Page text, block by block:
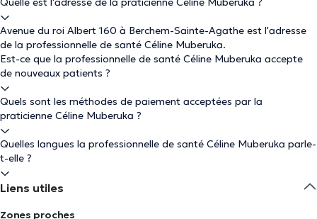
Avenue du roi Albert 160 à Berchem-Sainte-Agathe est l'adresse
de la professionnelle de santé Céline Muberuka.
Est-ce que la professionnelle de santé Céline Muberuka accepte
de nouveaux patients ?
Quels sont les méthodes de paiement acceptées par la
praticienne Céline Muberuka ?
Quelles langues la professionnelle de santé Céline Muberuka parle-
t-elle ?
Liens utiles
Zones proches